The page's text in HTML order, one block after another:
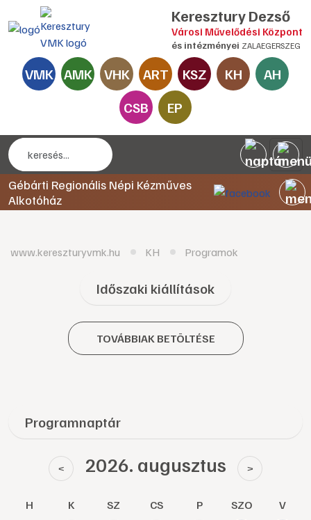
Keresztury Dezső
Városi Művelődési Központ
és intézményei ZALAEGERSZEG
VMK AMK VHK ART KSZ KH
AH
CSB
EP
Gébárti Regionális Népi Kézműves
Alkotóház
www.kereszturyvmk.hu KH Programok
Időszaki kiállítások
TOVÁBBIAK BETÖLTÉSE
Programnaptár
< 2026. augusztus >
H K SZ CS P SZO V